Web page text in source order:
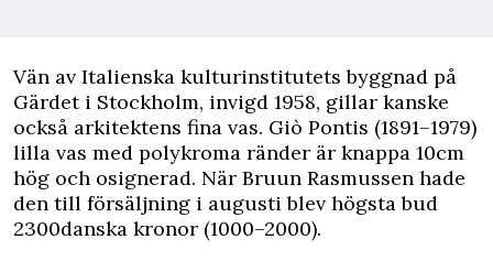
Vän av Italienska kulturinstitutets byggnad på
Gärdet i Stockholm, invigd 1958, gillar kanske
också arkitektens fina vas. Giò Pontis (1891–1979)
lilla vas med polykroma ränder är knappa 10cm
hög och osignerad. När Bruun Rasmussen hade
den till försäljning i augusti blev högsta bud
2300danska kronor (1000–2000).